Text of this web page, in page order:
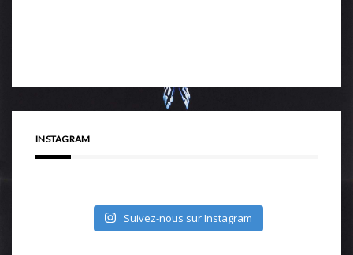
INSTAGRAM
Suivez-nous sur Instagram